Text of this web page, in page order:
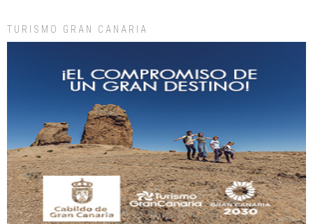
Gato manso encontrado
Este gato macho ha aparecido en la calle hace menos de un mes, es muy
manso y extremadamente cari...
Leales.org » Gran Canaria | 9.7.2025
TURISMO GRAN CANARIA